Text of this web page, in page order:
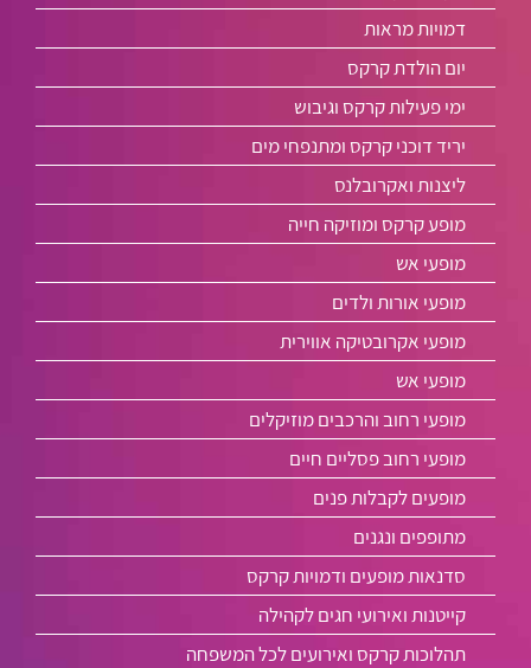
דמויות מראות
יום הולדת קרקס
ימי פעילות קרקס וגיבוש
יריד דוכני קרקס ומתנפחי מים
ליצנות ואקרובלנס
מופע קרקס ומוזיקה חייה
מופעי אש
מופעי אורות ולדים
מופעי אקרובטיקה אווירית
מופעי אש
מופעי רחוב והרכבים מוזיקלים
מופעי רחוב פסליים חיים
מופעים לקבלות פנים
מתופפים ונגנים
סדנאות מופעים ודמויות קרקס
קייטנות ואירועי חגים לקהילה
תהלוכות קרקס ואירועים לכל המשפחה